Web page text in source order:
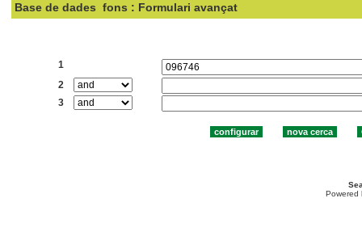
Base de dades fons : Formulari avançat
1
2
3